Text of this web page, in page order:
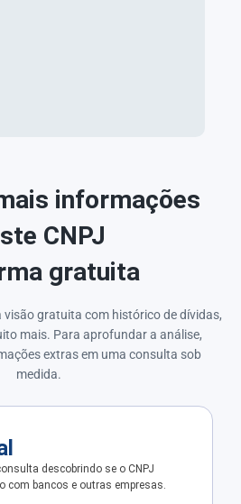
informações
CNPJ
gratuita
visão gratuita com histórico de dívidas,
mais. Para aprofundar a análise,
extras em uma consulta sob
medida.
descobrindo se o CNPJ
com bancos e outras empresas.